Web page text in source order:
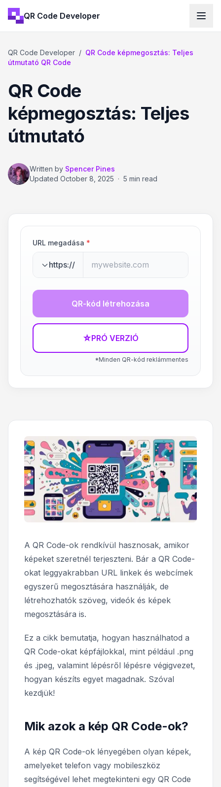
QR Code Developer
QR Code Developer / QR Code képmegosztás: Teljes
útmutató QR Code
QR Code
képmegosztás: Teljes
útmutató
Written by Spencer Pines
Updated October 8, 2025 · 5 min read
URL megadása *
https://
QR-kód létrehozása
☆PRÓ VERZIÓ
*Minden QR-kód reklámmentes
A QR Code-ok rendkívül hasznosak, amikor
képeket szeretnél terjeszteni. Bár a QR Code-
okat leggyakrabban URL linkek és webcímek
egyszerű megosztására használják, de
létrehozhatók szöveg, videók és képek
megosztására is.
Ez a cikk bemutatja, hogyan használhatod a
QR Code-okat képfájlokkal, mint például .png
és .jpeg, valamint lépésről lépésre végigvezet,
hogyan készíts egyet magadnak. Szóval
kezdjük!
Mik azok a kép QR Code-ok?
A kép QR Code-ok lényegében olyan képek,
amelyeket telefon vagy mobileszköz
segítségével lehet megtekinteni egy QR Code